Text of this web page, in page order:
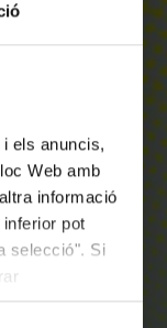
els anuncis,
Web amb
informació
pot
selecció". Si